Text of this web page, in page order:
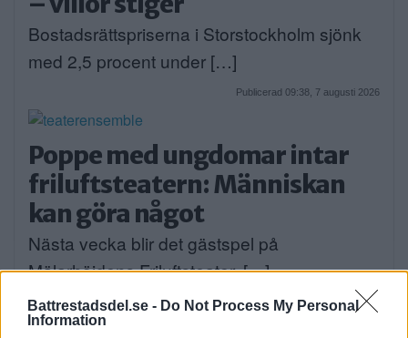
Battrestadsdel.se - Do Not Process My Personal
Information
Bostadsrättspriserna i Storstockholm sjönk
med 2,5 procent under […]
Publicerad 09:38, 7 augusti 2026
Poppe med ungdomar intar
friluftsteatern: Människan
kan göra något
Nästa vecka blir det gästspel på
Mälarhöjdens Friluftsteater. […]
Publicerad 07:08, 7 augusti 2026